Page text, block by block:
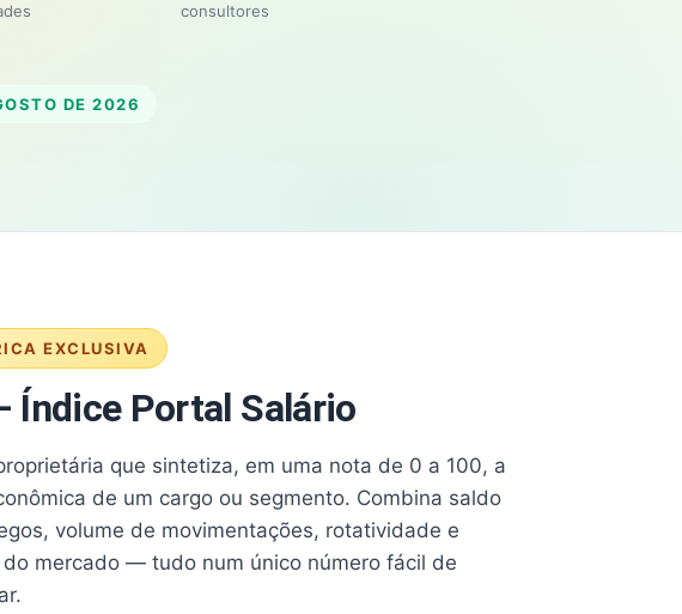
consultores
DE 2026
EXCLUSIVA
Índice Portal Salário
que sintetiza, em uma nota de 0 a 100, a
de um cargo ou segmento. Combina saldo
volume de movimentações, rotatividade e
do mercado — tudo num único número fácil de